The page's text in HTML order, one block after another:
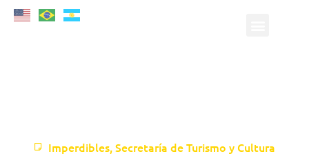
Imperdibles,Secretaría de Turismo y Cultura